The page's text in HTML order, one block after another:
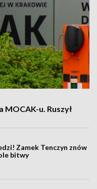
u. Ruszył
Zamek Tenczyn znów
bitwy